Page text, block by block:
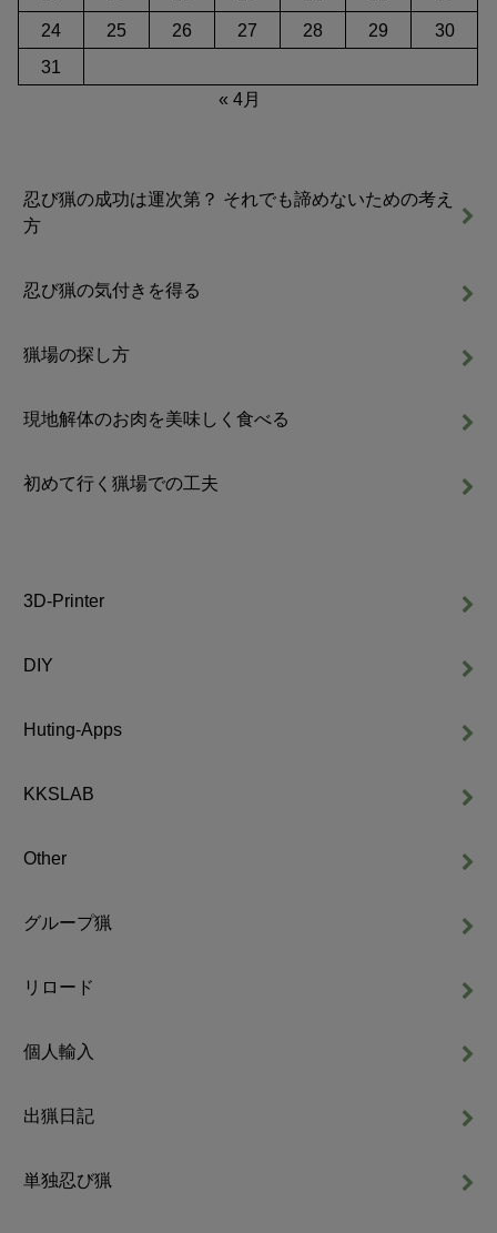
24
25 26 27 28 29
30
31
« 4月
忍び猟の成功は運次第？ それでも諦めないための考え
方
忍び猟の気付きを得る
猟場の探し方
現地解体のお肉を美味しく食べる
初めて行く猟場での工夫
3D-Printer
DIY
Huting-Apps
KKSLAB
Other
グループ猟
リロード
個人輸入
出猟日記
単独忍び猟